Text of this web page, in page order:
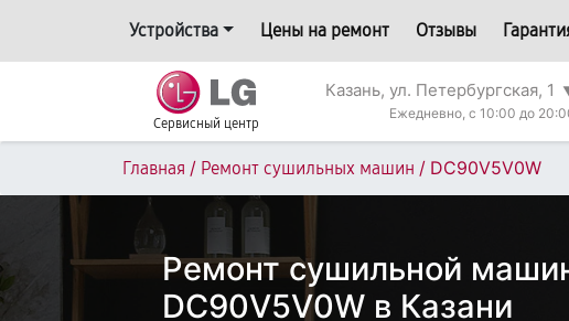
Устройства Цены на ремонт Отзывы
Сервисный центр
Казань, ул. Петербургская, 1
Ежедневно, с 10:00 до
Главная / Ремонт сушильных машин / DC90V5V0W
Ремонт сушильной
DC90V5V0W в Казани